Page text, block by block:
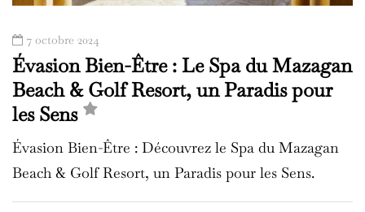
7 octobre 2024
Évasion Bien-Être : Le Spa du Mazagan
Beach & Golf Resort, un Paradis pour
les Sens
Évasion Bien-Être : Découvrez le Spa du Mazagan
Beach & Golf Resort, un Paradis pour les Sens.